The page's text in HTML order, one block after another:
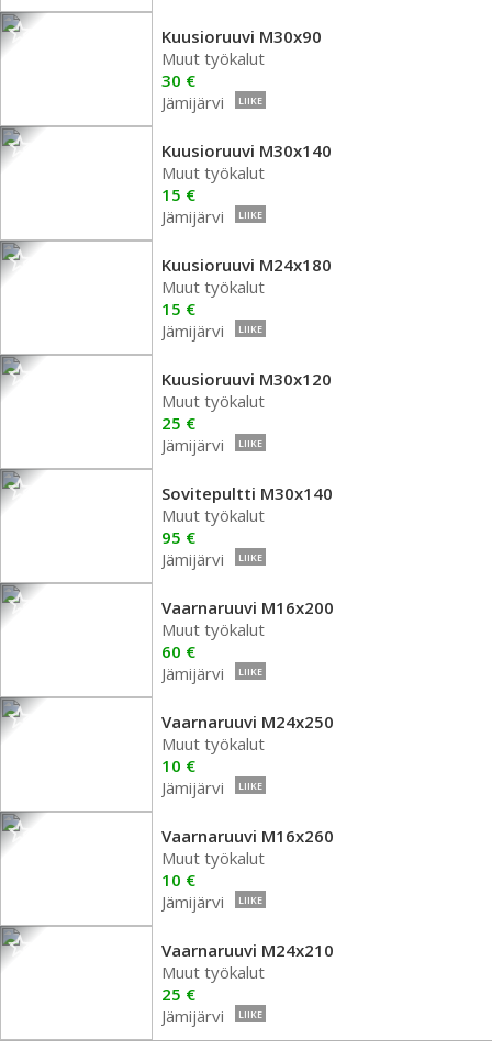
Kuusioruuvi M30x90
Muut työkalut
30 €
Jämijärvi
LIIKE
Kuusioruuvi M30x140
Muut työkalut
15 €
Jämijärvi
LIIKE
Kuusioruuvi M24x180
Muut työkalut
15 €
Jämijärvi
LIIKE
Kuusioruuvi M30x120
Muut työkalut
25 €
Jämijärvi
LIIKE
Sovitepultti M30x140
Muut työkalut
95 €
Jämijärvi
LIIKE
Vaarnaruuvi M16x200
Muut työkalut
60 €
Jämijärvi
LIIKE
Vaarnaruuvi M24x250
Muut työkalut
10 €
Jämijärvi
LIIKE
Vaarnaruuvi M16x260
Muut työkalut
10 €
Jämijärvi
LIIKE
Vaarnaruuvi M24x210
Muut työkalut
25 €
Jämijärvi
LIIKE